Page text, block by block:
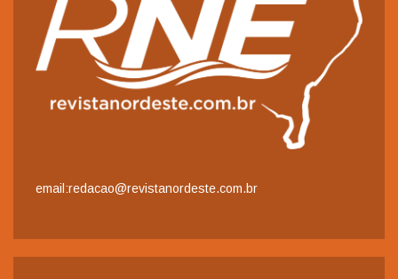
email:redacao@revistanordeste.com.br